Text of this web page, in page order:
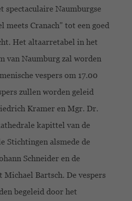
spectaculaire Naumburgse
meets Cranach" tot een goed
Het altaarretabel in het
van Naumburg zal worden
vespers om 17.00
zullen worden geleid
Kramer en Mgr. Dr.
kapittel van de
Stichtingen alsmede de
Schneider en de
Bartsch. De vespers
begeleid door het